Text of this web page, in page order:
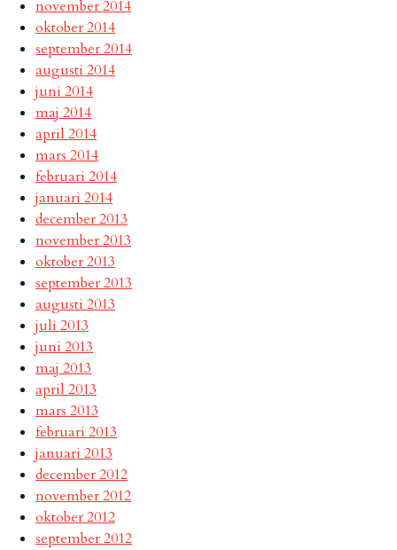
november 2014
oktober 2014
september 2014
augusti 2014
juni 2014
maj 2014
april 2014
mars 2014
februari 2014
januari 2014
december 2013
november 2013
oktober 2013
september 2013
augusti 2013
juli 2013
juni 2013
maj 2013
april 2013
mars 2013
februari 2013
januari 2013
december 2012
november 2012
oktober 2012
september 2012